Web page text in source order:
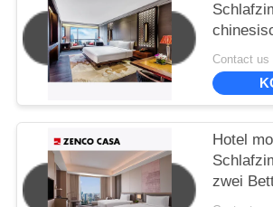
Contact us
Hotel
zwei